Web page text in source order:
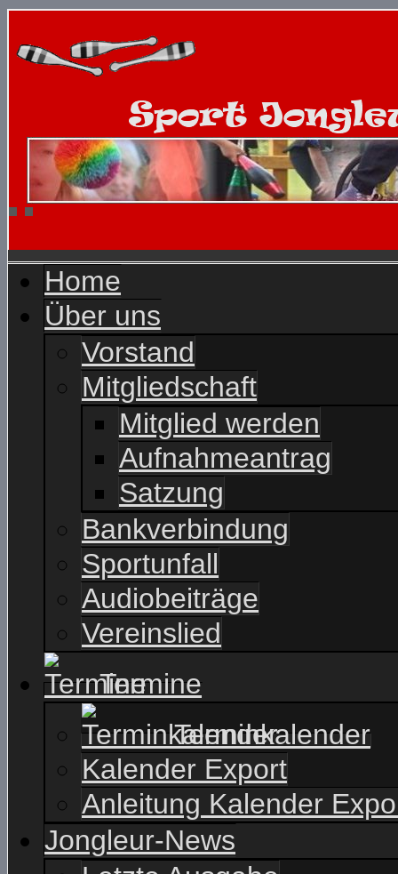
Home
Über uns
Vorstand
Mitgliedschaft
Mitglied werden
Aufnahmeantrag
Satzung
Bankverbindung
Sportunfall
Audiobeiträge
Vereinslied
Termine
Terminkalender
Kalender Export
Anleitung Kalender
Jongleur-News